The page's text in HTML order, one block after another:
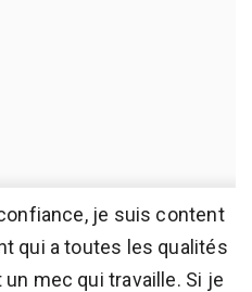
je suis content
qui a toutes les qualités
un mec qui travaille. Si je